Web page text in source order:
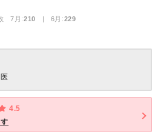
7月:210 | 6月:229
4.5